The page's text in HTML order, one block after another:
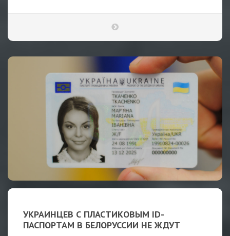
УКРАИНЦЕВ С ПЛАСТИКОВЫМ ID-
ПАСПОРТАМ В БЕЛОРУССИИ НЕ ЖДУТ